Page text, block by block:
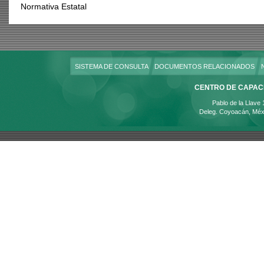
Normativa Estatal
SISTEMA DE CONSULTA DOCUMENTOS RELACIONADOS
CENTRO DE
Pablo de la Llave
Deleg. Coyoacán,